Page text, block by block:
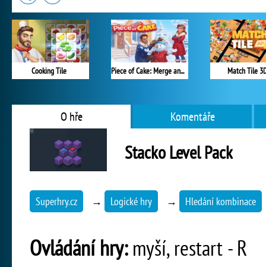
Cooking Tile Piece of Cake: Merge and Bake Match Tile
O hře Komentáře
Stacko Level Pack
Superhry.cz → Logické hry → Hledání kombinace
Ovládání hry:myší, restart - R